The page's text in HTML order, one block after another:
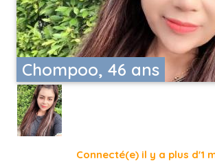
Chompoo, 46 ans
Connecté(e) il y a plus d'1